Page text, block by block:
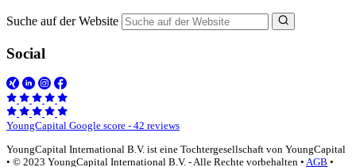
Suche auf der Website
Social
YoungCapital Google score - 42 reviews
YoungCapital International B.V. ist eine Tochtergesellschaft von YoungCapital
• © 2023 YoungCapital International B.V. - Alle Rechte vorbehalten • AGB •